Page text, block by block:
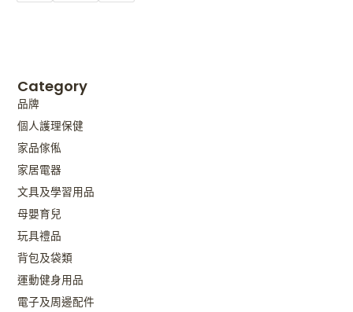
Category
品牌
個人護理保健
家品傢俬
家居電器
文具及學習用品
母嬰育兒
玩具禮品
背包及袋類
運動健身用品
電子及周邊配件